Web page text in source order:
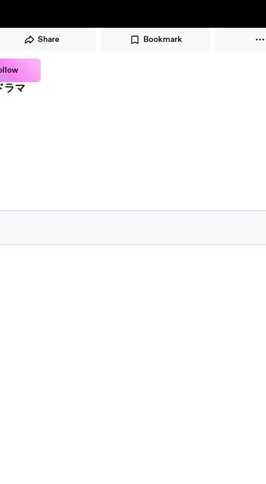
Share Bookmark
ラマ